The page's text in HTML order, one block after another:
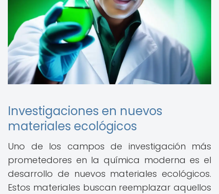
Investigaciones en nuevos
materiales ecológicos
Uno de los campos de investigación más
prometedores en la química moderna es el
desarrollo de nuevos materiales ecológicos.
Estos materiales buscan reemplazar aquellos